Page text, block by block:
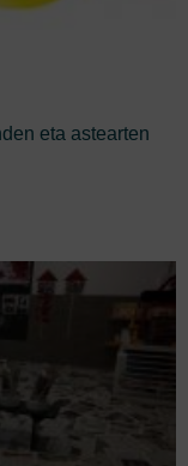
eta astearten